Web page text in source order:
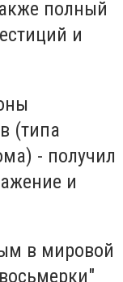
полный
и
(типа
- получил
и
в мировой